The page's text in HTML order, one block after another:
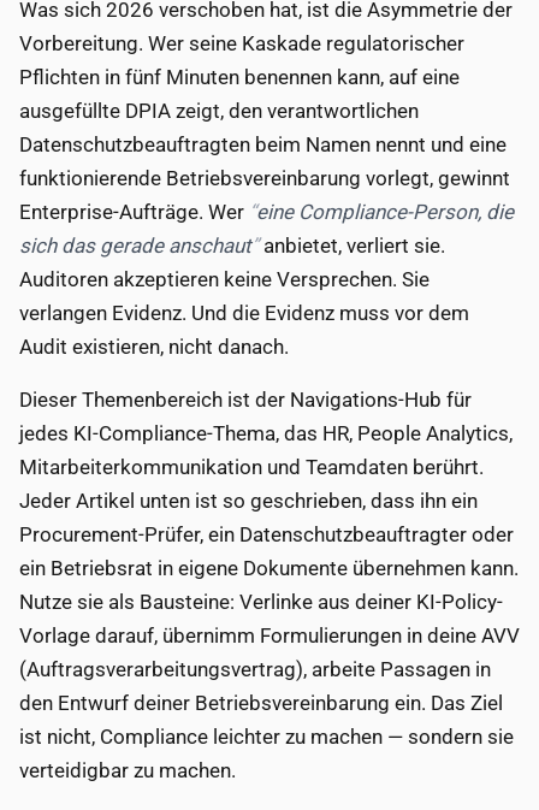
Was sich 2026 verschoben hat, ist die Asymmetrie der
Vorbereitung. Wer seine Kaskade regulatorischer
Pflichten in fünf Minuten benennen kann, auf eine
ausgefüllte DPIA zeigt, den verantwortlichen
Datenschutzbeauftragten beim Namen nennt und eine
funktionierende Betriebsvereinbarung vorlegt, gewinnt
Enterprise-Aufträge. Wer eine Compliance-Person, die
sich das gerade anschaut anbietet, verliert sie.
Auditoren akzeptieren keine Versprechen. Sie
verlangen Evidenz. Und die Evidenz muss vor dem
Audit existieren, nicht danach.
Dieser Themenbereich ist der Navigations-Hub für
jedes KI-Compliance-Thema, das HR, People Analytics,
Mitarbeiterkommunikation und Teamdaten berührt.
Jeder Artikel unten ist so geschrieben, dass ihn ein
Procurement-Prüfer, ein Datenschutzbeauftragter oder
ein Betriebsrat in eigene Dokumente übernehmen kann.
Nutze sie als Bausteine: Verlinke aus deiner KI-Policy-
Vorlage darauf, übernimm Formulierungen in deine AVV
(Auftragsverarbeitungsvertrag), arbeite Passagen in
den Entwurf deiner Betriebsvereinbarung ein. Das Ziel
ist nicht, Compliance leichter zu machen — sondern sie
verteidigbar zu machen.